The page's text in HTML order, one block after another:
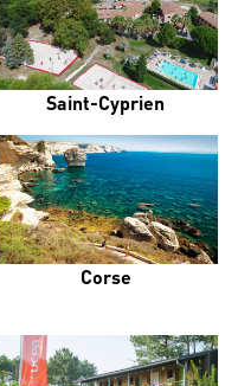
Saint-Cyprien
Corse